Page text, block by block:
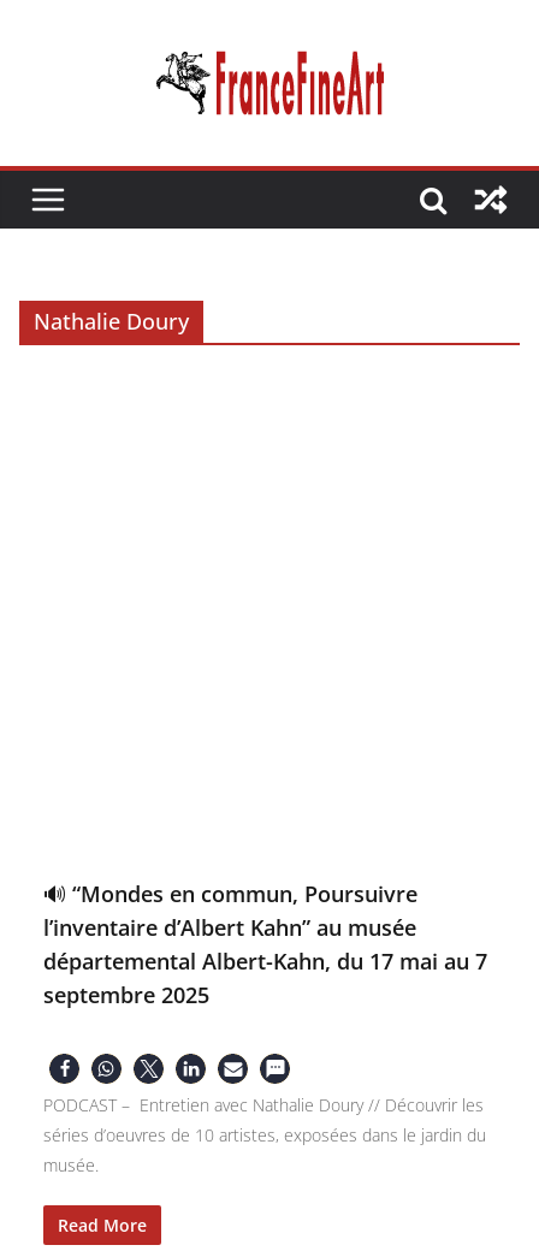
Nathalie Doury
🔊 “Mondes en commun, Poursuivre
l’inventaire d’Albert Kahn” au musée
départemental Albert-Kahn, du 17 mai au 7
septembre 2025
PODCAST – Entretien avec Nathalie Doury // Découvrir les
séries d’oeuvres de 10 artistes, exposées dans le jardin du
musée.
Read More